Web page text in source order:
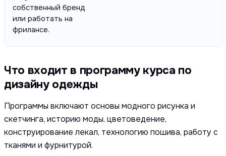
собственный бренд
или работать на
фрилансе.
Что входит в программу курса по
дизайну одежды
Программы включают основы модного рисунка и
скетчинга, историю моды, цветоведение,
конструирование лекал, технологию пошива, работу с
тканями и фурнитурой.